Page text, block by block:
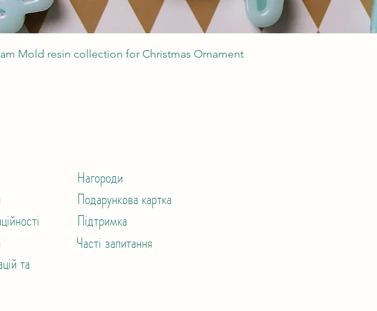
Швидкий перегляд
Mold resin collection for Christmas Ornament
та
Нагороди
Подарункова картка
Підтримка
Часті запитання